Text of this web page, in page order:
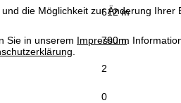
die Möglichkeit zur Änderung Ihrer
Sie in unserem Impressum.
.
612 m
700 m
2
0